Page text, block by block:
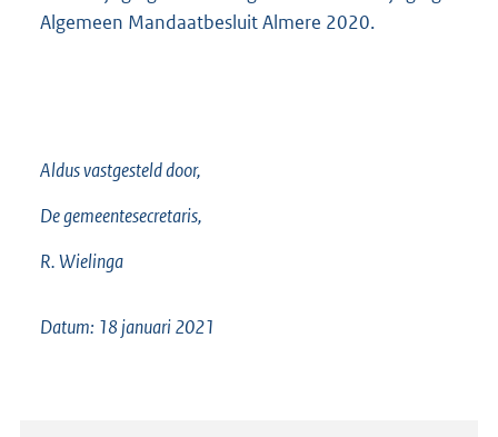
Algemeen Mandaatbesluit Almere 2020.
Aldus vastgesteld door,
De gemeentesecretaris,
R. Wielinga
Datum: 18 januari 2021